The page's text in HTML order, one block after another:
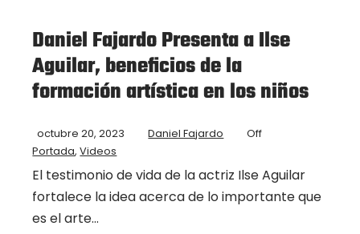
Daniel Fajardo Presenta a Ilse
Aguilar, beneficios de la
formación artística en los niños
octubre 20, 2023 Daniel Fajardo
Off
Portada,Videos
El testimonio de vida de la actriz Ilse Aguilar
fortalece la idea acerca de lo importante que
es el arte...